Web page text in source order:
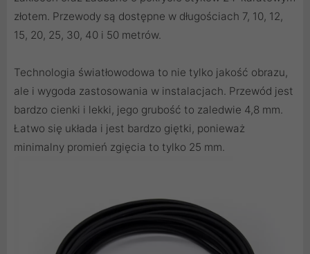
złotem. Przewody są dostępne w długościach 7, 10, 12,
15, 20, 25, 30, 40 i 50 metrów.
Technologia światłowodowa to nie tylko jakość obrazu,
ale i wygoda zastosowania w instalacjach. Przewód jest
bardzo cienki i lekki, jego grubość to zaledwie 4,8 mm.
Łatwo się układa i jest bardzo giętki, ponieważ
minimalny promień zgięcia to tylko 25 mm.